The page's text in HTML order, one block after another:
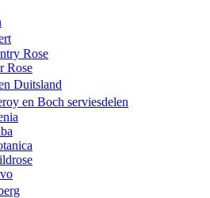
Rose
Rose
Duitsland
en Boch serviesdelen